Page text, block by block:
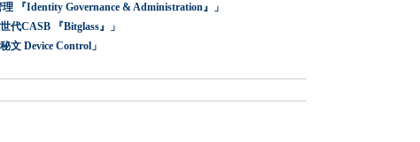
『Identity Governance & Administration』」
代CASB 『Bitglass』」
文 Device Control」